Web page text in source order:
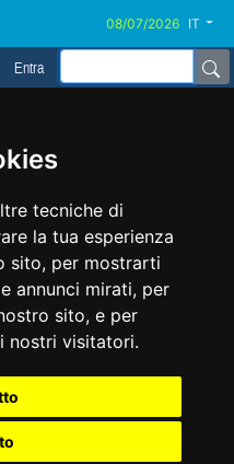
tecniche di
la tua esperienza
sito, per mostrarti
annunci mirati, per
sito, e per
nostri visitatori.
IT
Entra